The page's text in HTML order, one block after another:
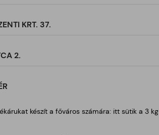
KRT. 37.
2.
készít a főváros számára: itt sütik a 3